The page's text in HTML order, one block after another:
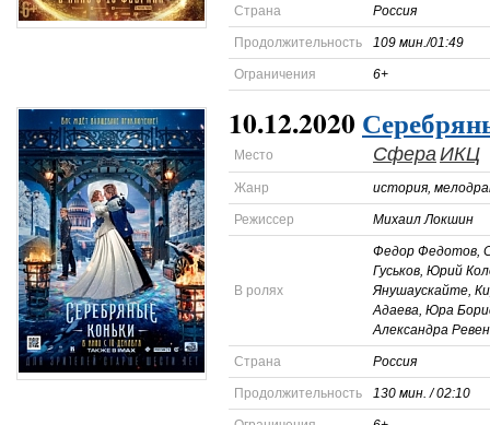
Страна Россия
Продолжительность 109 мин./01:49
Ограничения 6+
10.12.2020
Место СфераИКЦ
Жанр история,
Режиссер Михаил Локшин
В ролях
Федор Федотов,
Гуськов, Юрий
Янушаускайте,
Адаева, Юра
Александра
Страна Россия
Продолжительность 130 мин. / 02:10